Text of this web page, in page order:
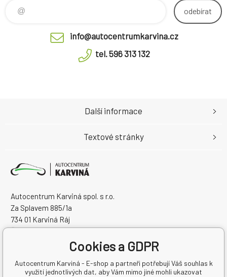
odebírat
info@autocentrumkarvina.cz
tel. 596 313 132
Autocentrum Karviná spol. s r.o.
Za Splavem 885/1a
734 01 Karviná Ráj
Česká Republika
Další informace
Textové stránky
Cookies a GDPR
Autocentrum Karviná - E-shop a partneři potřebují Váš souhlas k
využití jednotlivých dat, aby Vám mimo jiné mohli ukazovat